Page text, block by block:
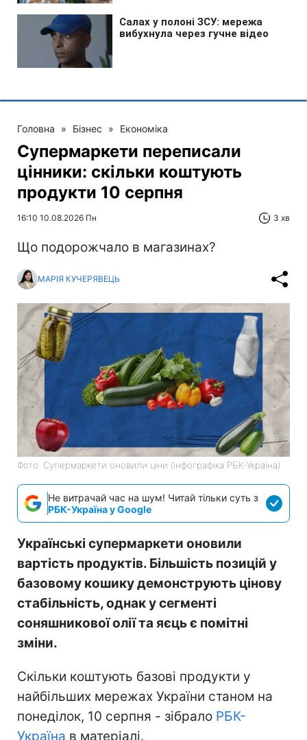
Головна » Бізнес » Економіка
Супермаркети переписали
цінники: скільки коштують
продукти 10 серпня
16:10 10.08.2026 Пн 3 хв
Що подорожчало в магазинах?
МАРІЯ КУЧЕРЯВЕЦЬ
Фото: Супермаркети оновили ціни (інфографіка РБК-Україна)
Не витрачай час на шум! Читай тільки суть з
РБК-Україна у Google
Українські супермаркети оновили
вартість продуктів. Більшість позицій у
базовому кошику демонструють цінову
стабільність, однак у сегменті
соняшникової олії та яєць є помітні
зміни.
Скільки коштують базові продукти у
найбільших мережах України станом на
понеділок, 10 серпня - зібрало РБК-
Україна в матеріалі.